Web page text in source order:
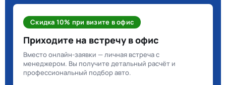
Скидка 10% при визите в офис
Приходите на встречу в офис
Вместо онлайн-заявки — личная встреча с
менеджером. Вы получите детальный расчёт и
профессиональный подбор авто.